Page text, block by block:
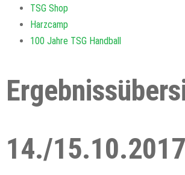
TSG Shop
Harzcamp
100 Jahre TSG Handball
14./15.10.2017